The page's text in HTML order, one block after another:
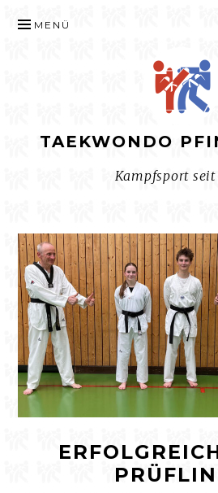
INHALT
TAEKWONDO
Kampfsport seit
MENÜ